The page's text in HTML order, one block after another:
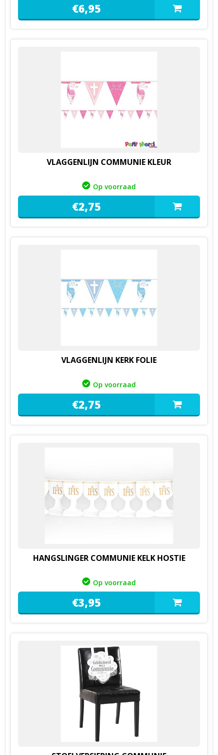
€6,95
VLAGGENLIJN COMMUNIE KLEUR
Op voorraad
€2,75
VLAGGENLIJN KERK FOLIE
Op voorraad
€2,75
HANGSLINGER COMMUNIE KELK HOSTIE
Op voorraad
€3,95